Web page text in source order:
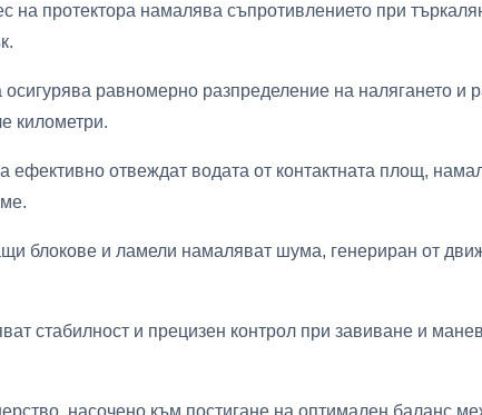
протектора намалява съпротивлението при
равномерно разпределение на налягането и
километри.
отвеждат водата от контактната площ,
блокове и ламели намаляват шума, генериран от
стабилност и прецизен контрол при завиване и
насочено към постигане на оптимален баланс